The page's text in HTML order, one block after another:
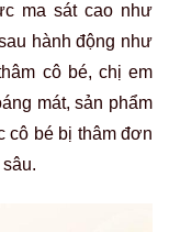
ma sát cao như
hành động như
cô bé, chị em
mát, sản phẩm
cô bé bị thâm đơn